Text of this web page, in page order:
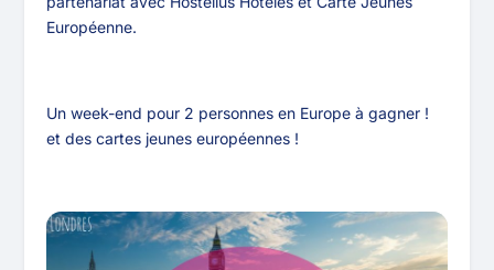
Européenne.
Un week-end pour 2 personnes en Europe à gagner !
et des cartes jeunes européennes !